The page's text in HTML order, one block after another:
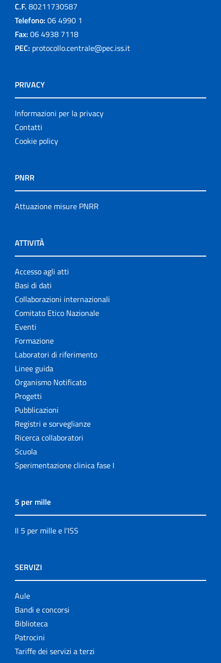
C.F. 80211730587
Telefono: 06 4990 1
Fax: 06 4938 7118
PEC: protocollo.centrale@pec.iss.it
PRIVACY
Informazioni per la privacy
Contatti
Cookie policy
PNRR
Attuazione misure PNRR
ATTIVITÀ
Accesso agli atti
Basi di dati
Collaborazioni internazionali
Comitato Etico Nazionale
Eventi
Formazione
Laboratori di riferimento
Linee guida
Organismo Notificato
Progetti
Pubblicazioni
Registri e sorveglianze
Ricerca collaboratori
Scuola
Sperimentazione clinica fase I
5 per mille
Il 5 per mille e l'ISS
SERVIZI
Aule
Bandi e concorsi
Biblioteca
Patrocini
Tariffe dei servizi a terzi